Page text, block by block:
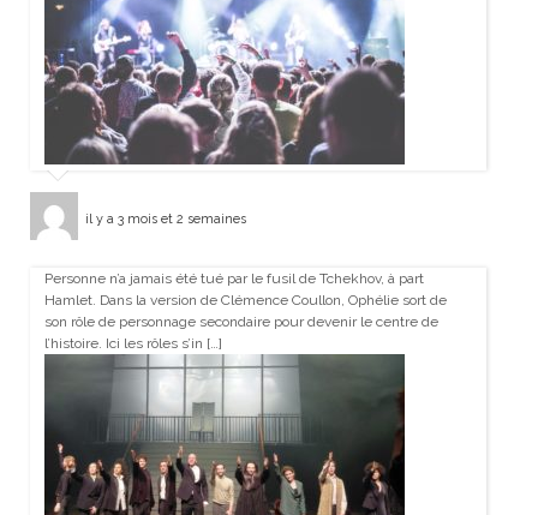
il y a 3 mois et 2 semaines
Personne n’a jamais été tué par le fusil de Tchekhov, à part
Hamlet. Dans la version de Clémence Coullon, Ophélie sort de
son rôle de personnage secondaire pour devenir le centre de
l’histoire. Ici les rôles s’in […]